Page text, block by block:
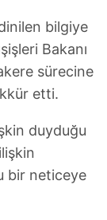
bilgiye
Bakanı
sürecine
etti.
duyduğu
bir neticeye